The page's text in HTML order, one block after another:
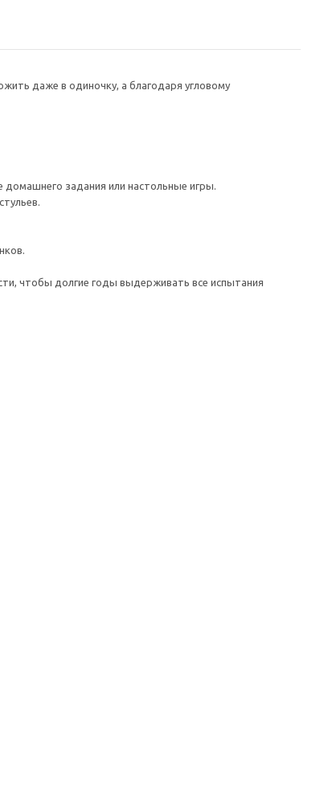
даже в одиночку, а благодаря угловому
домашнего задания или настольные игры.
чтобы долгие годы выдерживать все испытания